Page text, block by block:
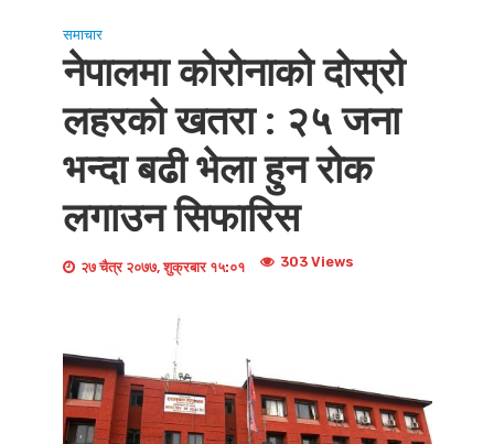
समाचार
नेपालमा कोरोनाको दोस्रो
लहरको खतरा : २५ जना
भन्दा बढी भेला हुन रोक
लगाउन सिफारिस
२७ चैत्र २०७७, शुक्रबार १५:०१ 303 Views